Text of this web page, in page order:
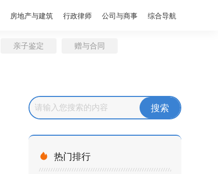
房地产与建筑 行政律师 公司与商事 综合导航
亲子鉴定 赠与合同
 热门排行